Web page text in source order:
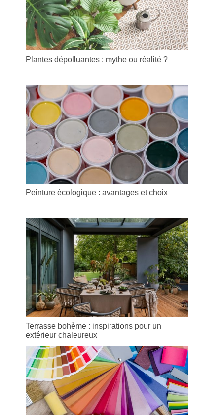
Plantes dépolluantes : mythe ou réalité ?
Peinture écologique : avantages et choix
Terrasse bohème : inspirations pour un
extérieur chaleureux